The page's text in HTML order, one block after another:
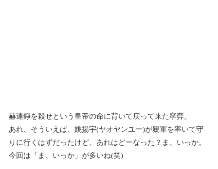
赫連錚を殺せという皇帝の命に背いて戻って来た寧弈。
あれ、そういえば、姚揚宇(ヤオヤンユー)が親軍を率いて守
りに行くはずだったけど、あれはどーなった？ま、いっか。
今回は「ま、いっか」が多いね(笑)